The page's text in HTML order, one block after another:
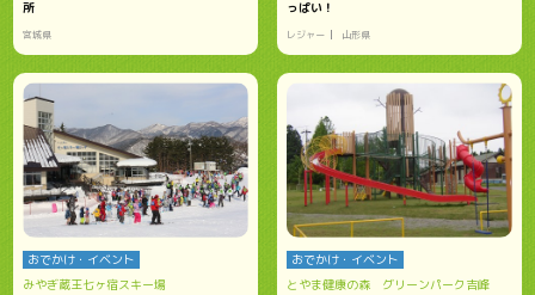
所
宮城県
っぱい！
レジャー 山形県
おでかけ・イベント
みやぎ蔵王七ヶ宿スキー場
おでかけ・イベント
とやま健康の森 グリーンパーク吉峰